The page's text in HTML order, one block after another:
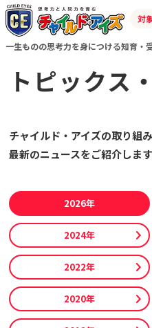
一生ものの思考力を身につける知育・
対
トピックス
チャイルド・アイズの取り組
最新のニュースをご紹介します
2026年
2024年
2022年
2020年